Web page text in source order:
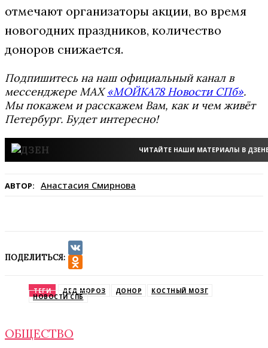
отмечают организаторы акции, во время
новогодних праздников, количество
доноров снижается.
Подпишитесь на наш официальный канал в
мессенджере MAX«МОЙКА78 Новости СПб».
Мы покажем и расскажем Вам, как и чем живёт
Петербург. Будет интересно!
ЧИТАЙТЕ НАШИ МАТЕРИАЛЫ В
АВТОР: Анастасия Смирнова
ПОДЕЛИТЬСЯ:
VK
ТЕГИ ДЕД МОРОЗ ДОНОР КОСТНЫЙ МОЗГ
НОВОСТИ СПБ
ОБЩЕСТВО